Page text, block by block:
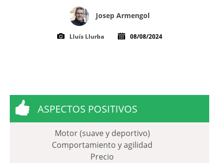
Josep Armengol
Lluís Llurba 08/08/2024
ASPECTOS POSITIVOS
Motor (suave y deportivo)
Comportamiento y agilidad
Precio